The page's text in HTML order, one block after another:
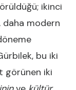
ikinci
daha modern
bu iki
görünen iki